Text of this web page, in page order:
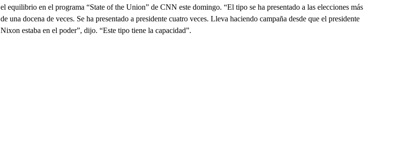
el equilibrio en el programa “State of the Union” de CNN este domingo. “El tipo se ha presentado a las elecciones más
de una docena de veces. Se ha presentado a presidente cuatro veces. Lleva haciendo campaña desde que el presidente
Nixon estaba en el poder”, dijo. “Este tipo tiene la capacidad”.